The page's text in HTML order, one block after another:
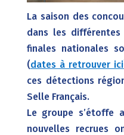
La saison des
dans les
finales nationales
(dates à retrouver ici
ces détections
Selle Français.
Le groupe s’étoffe
nouvelles recrues